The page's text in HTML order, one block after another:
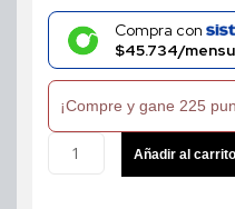
price
was:
$300,000.
price
is:
$225,000.
Compra con
$45.734/
¡Compre y gane 225
Franck
Añadir al carrito